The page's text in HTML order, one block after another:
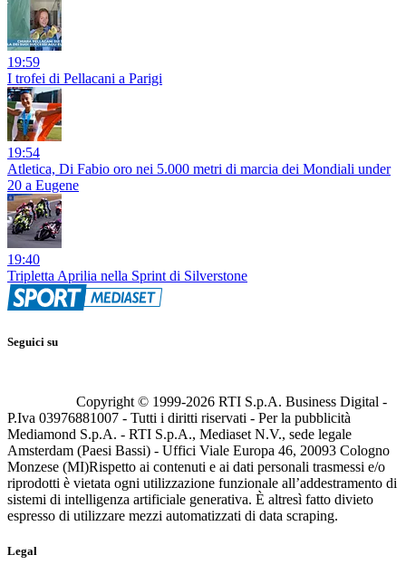
19:59
I trofei di Pellacani a Parigi
19:54
Atletica, Di Fabio oro nei 5.000 metri di marcia dei Mondiali under
20 a Eugene
19:40
Tripletta Aprilia nella Sprint di Silverstone
Seguici su
Copyright © 1999-2026 RTI S.p.A. Business Digital -
P.Iva 03976881007 - Tutti i diritti riservati - Per la pubblicità
Mediamond S.p.A. - RTI S.p.A., Mediaset N.V., sede legale
Amsterdam (Paesi Bassi) - Uffici Viale Europa 46, 20093 Cologno
Monzese (MI)Rispetto ai contenuti e ai dati personali trasmessi e/o
riprodotti è vietata ogni utilizzazione funzionale all’addestramento di
sistemi di intelligenza artificiale generativa. È altresì fatto divieto
espresso di utilizzare mezzi automatizzati di data scraping.
Legal